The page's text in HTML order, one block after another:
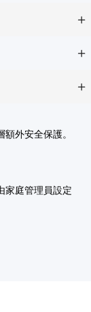
外安全保護。
家庭管理員設定